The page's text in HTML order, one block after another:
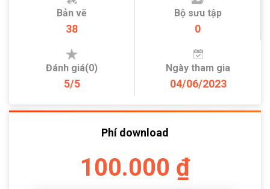
Bản vẽ
38
Bộ sưu tập
0
Đánh giá(0)
5/5
Ngày tham gia
04/06/2023
Phí download
100.000 ₫